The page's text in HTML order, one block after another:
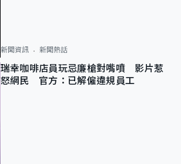
新聞資訊 新聞熱話
瑞幸咖啡店員玩忌廉槍對嘴噴 影片惹
怒網民 官方：已解僱違規員工